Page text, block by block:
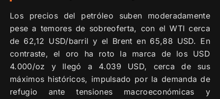
Los precios del petróleo suben moderadamente
pese a temores de sobreoferta, con el WTI cerca
de 62,12 USD/barril y el Brent en 65,88 USD. En
contraste, el oro ha roto la marca de los USD
4.000/oz y llegó a 4.039 USD, cerca de sus
máximos históricos, impulsado por la demanda de
refugio ante tensiones macroeconómicas y